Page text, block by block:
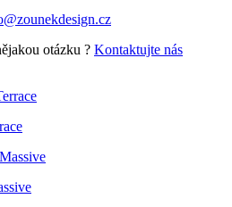
otázku ? Kontaktujte nás